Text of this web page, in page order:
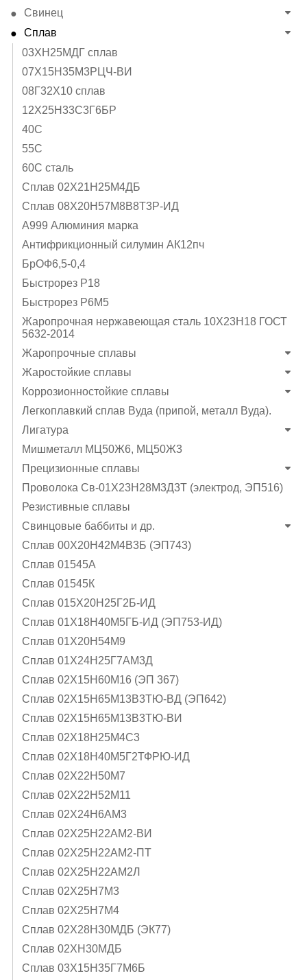
Свинец
Сплав
03ХН25МДГ сплав
07Х15Н35М3РЦЧ-ВИ
08Г32Х10 сплав
12Х25Н33С3Г6БР
40C
55С
60С сталь
Cплав 02Х21Н25М4ДБ
Cплав 08Х20Н57М8В8Т3Р-ИД
А999 Алюминия марка
Антифрикционный силумин АК12пч
БрОФ6,5-0,4
Быстрорез Р18
Быстрорез Р6М5
Жаропрочная нержавеющая сталь 10Х23Н18 ГОСТ
5632-2014
Жаропрочные сплавы
Жаростойкие сплавы
Коррозионностойкие сплавы
Легкоплавкий сплав Вуда (припой, металл Вуда).
Лигатура
Мишметалл МЦ50Ж6, МЦ50Ж3
Прецизионные сплавы
Проволока Св-01Х23Н28М3Д3Т (электрод, ЭП516)
Резистивные сплавы
Свинцовые баббиты и др.
Сплав 00Х20Н42М4В3Б (ЭП743)
Сплав 01545А
Сплав 01545К
Сплав 015Х20Н25Г2Б-ИД
Сплав 01Х18Н40М5ГБ-ИД (ЭП753-ИД)
Сплав 01Х20Н54М9
Сплав 01Х24Н25Г7АМ3Д
Сплав 02Х15Н60М16 (ЭП 367)
Сплав 02Х15Н65М13В3ТЮ-ВД (ЭП642)
Сплав 02Х15Н65М13В3ТЮ-ВИ
Сплав 02Х18Н25М4С3
Сплав 02Х18Н40М5Г2ТФРЮ-ИД
Сплав 02Х22Н50М7
Сплав 02Х22Н52М11
Сплав 02Х24Н6AМ3
Сплав 02Х25Н22АМ2-ВИ
Сплав 02Х25Н22АМ2-ПТ
Сплав 02Х25Н22АМ2Л
Сплав 02Х25Н7М3
Сплав 02Х25Н7М4
Сплав 02Х28Н30МДБ (ЭК77)
Сплав 02ХН30МДБ
Сплав 03Х15Н35Г7М6Б